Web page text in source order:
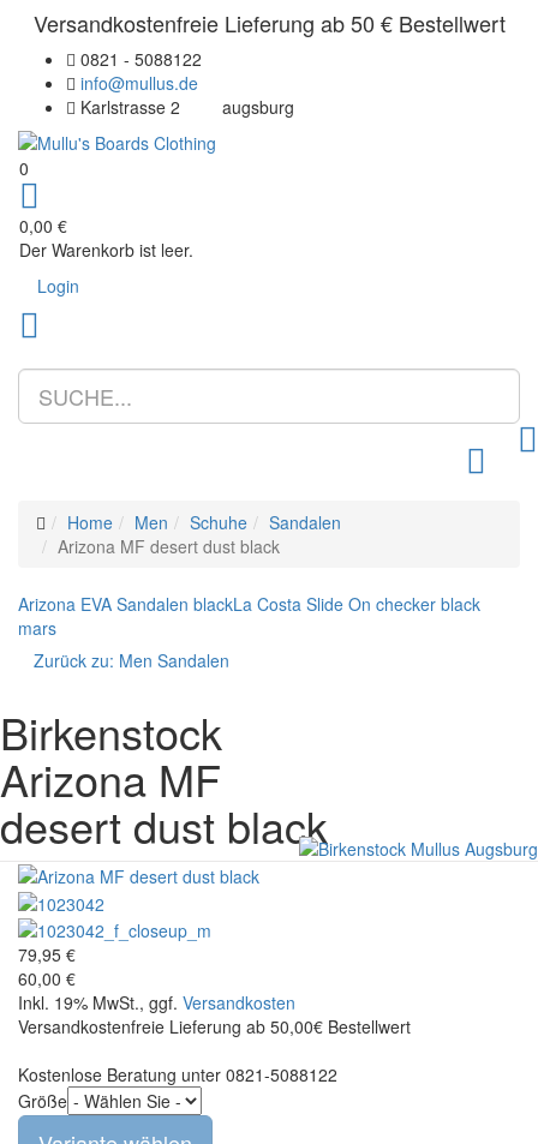
Versandkostenfreie Lieferung ab 50 € Bestellwert
0821 - 5088122
info@mullus.de
Karlstrasse 2
augsburg
0
0,00 €
Der Warenkorb ist leer.
Login
Toggle
Home Men Schuhe
Sandalen
Arizona MF desert dust black
Arizona EVA Sandalen blackLa Costa Slide On checker black
mars
Zurück zu: Men Sandalen
Birkenstock
Arizona MF
desert dust black
79,95 €
60,00 €
Inkl. 19% MwSt., ggf. Versandkosten
Versandkostenfreie Lieferung ab 50,00€ Bestellwert
Kostenlose Beratung unter 0821-5088122
Größe